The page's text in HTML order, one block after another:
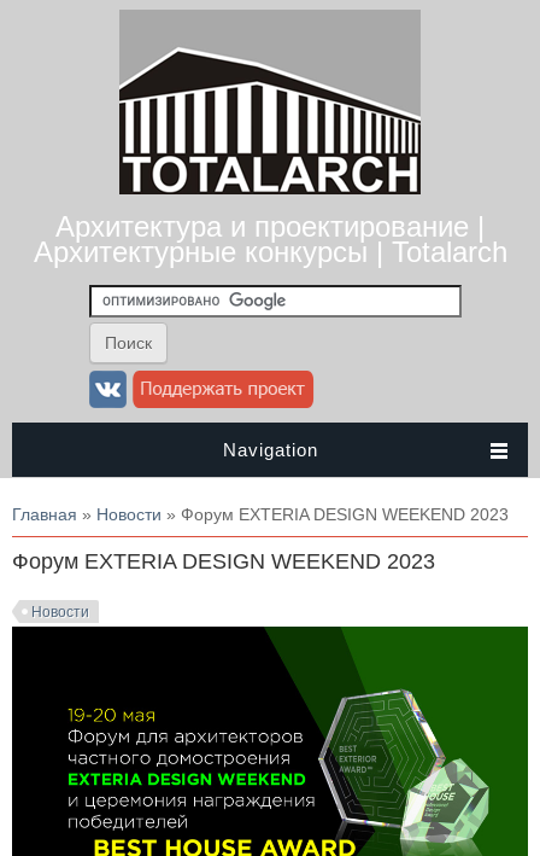
Архитектура и проектирование |
Архитектурные конкурсы | Totalarch
Navigation
Вы здесь
Главная » Новости » Форум EXTERIA DESIGN WEEKEND 2023
Форум EXTERIA DESIGN WEEKEND 2023
Новости